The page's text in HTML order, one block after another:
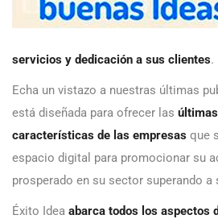
servicios y dedicación a sus clientes.
Echa un vistazo a nuestras últimas
está diseñada para ofrecer las
características de las empresas que
espacio digital para promocionar su
prosperado en su sector superando a
Éxito Idea abarca todos los aspectos